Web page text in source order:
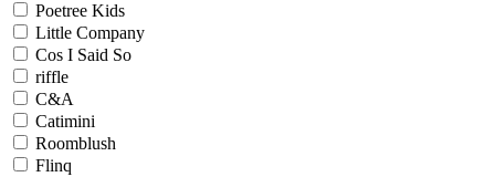
Poetree Kids
Little Company
Cos I Said So
riffle
C&A
Catimini
Roomblush
Flinq